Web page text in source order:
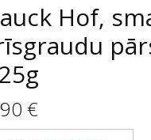
Hof,
€